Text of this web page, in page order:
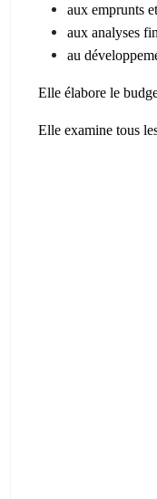
aux emprunts
aux analyses
au
Elle élabore le
Elle examine tous